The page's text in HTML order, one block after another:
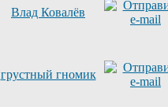
Влад Ковалёв
грустный гномик